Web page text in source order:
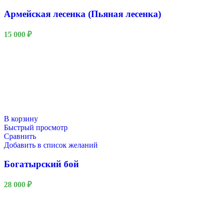
Армейская лесенка (Пьяная лесенка)
15 000 ₽
В корзину
Быстрый просмотр
Сравнить
Добавить в список желаний
Богатырский бой
28 000 ₽